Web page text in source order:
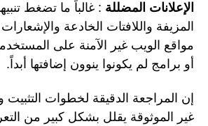
الإعلانات المضللة : غالباً ما تضغط
المزيفة واللافتات الخادعة والإشعارات
مواقع الويب غير الآمنة على
أو برامج لم يكونوا ينوون إضافتها أبداً.
إن المراجعة الدقيقة لخطوات التثبيت
غير الموثوقة يقلل بشكل كبير من